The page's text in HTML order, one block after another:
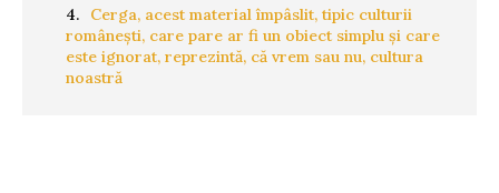
Cerga, acest material împâslit, tipic culturii
românești, care pare ar fi un obiect simplu și care
este ignorat, reprezintă, că vrem sau nu, cultura
noastră